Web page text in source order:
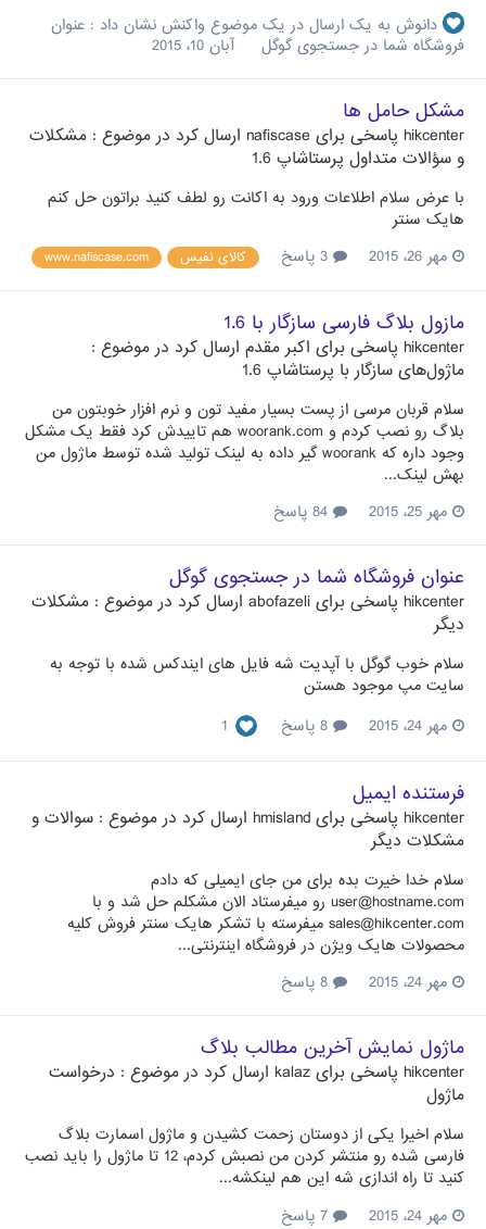
دانوش به یک ارسال در یک موضوع واکنش نشان داد : عنوان
فروشگاه شما در جستجوی گوگل
آبان 10، 2015
مشکل حامل ها
hikcenter پاسخی برای nafiscase ارسال کرد در موضوع : مشکلات
و سؤالات متداول پرستاشاپ 1.6
با عرض سلام اطلاعات ورود به اکانت رو لطف کنید براتون حل کنم
هایک سنتر
مهر 26، 2015
کالای نفیس www.nafiscase.com
مازول بلاگ فارسی سازگار با 1.6
hikcenter پاسخی برای اکبر مقدم ارسال کرد در موضوع :
ماژول‌های سازگار با پرستاشاپ 1.6
سلام قربان مرسی از پست بسیار مفید تون و نرم افزار خوبتون من
بلاگ رو نصب کردم و woorank.com هم تاییدش کرد فقط یک مشکل
وجود داره که woorank گیر داده به لینک تولید شده توسط ماژول من
بهش لینک...
مهر 25، 2015
عنوان فروشگاه شما در جستجوی گوگل
hikcenter پاسخی برای abofazeli ارسال کرد در موضوع : مشکلات
دیگر
سلام خوب گوگل با آپدیت شه فایل های ایندکس شده با توجه به
سایت مپ موجود هستن
مهر 24، 2015
1
فرستنده ایمیل
hikcenter پاسخی برای hmisland ارسال کرد در موضوع : سوالات و
مشکلات دیگر
سلام خدا خیرت بده برای من جای ایمیلی که دادم
user@hostname.com رو میفرستاد الان مشکلم حل شد و با
sales@hikcenter.com میفرسته با تشکر هایک سنتر فروش کلیه
محصولات هایک ویژن در فروشگاه اینترنتی...
مهر 24، 2015
ماژول نمایش آخرین مطالب بلاگ
hikcenter پاسخی برای kalaz ارسال کرد در موضوع : درخواست
ماژول
سلام اخیرا یکی از دوستان زحمت کشیدن و ماژول اسمارت بلاگ
فارسی شده رو منتشر کردن من نصبش کردم، 12 تا ماژول را باید نصب
کنید تا راه اندازی شه این هم لینکشه...
مهر 24، 2015